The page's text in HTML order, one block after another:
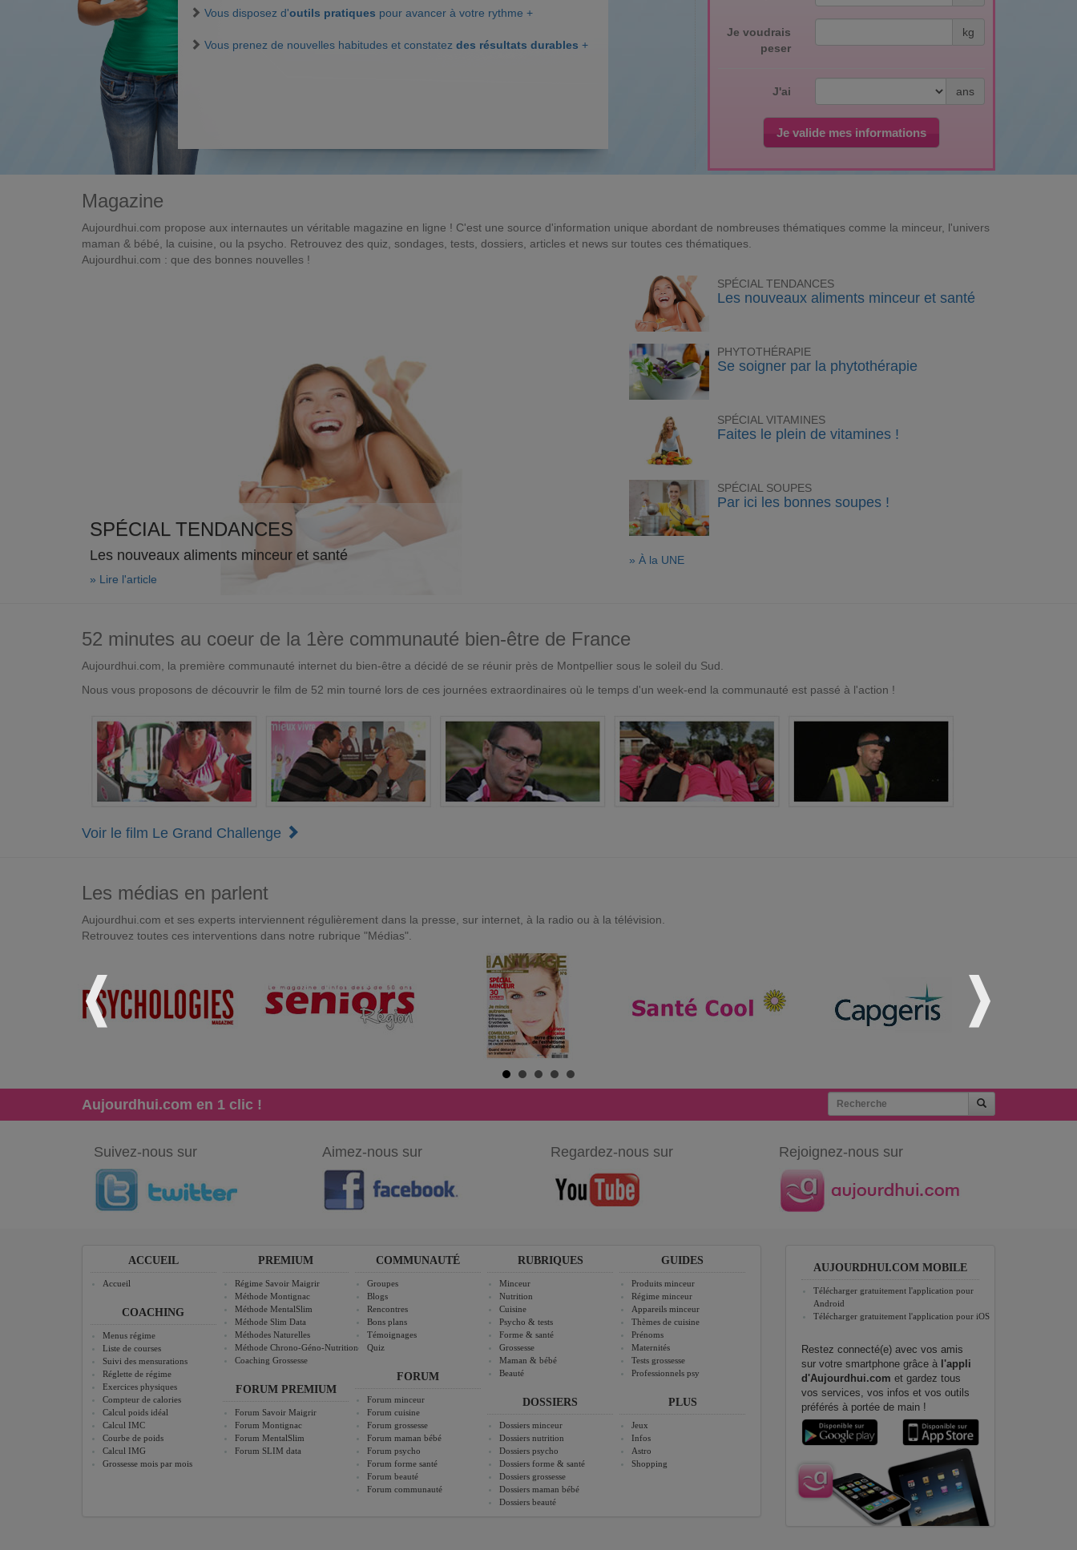
Je voudrais
peser
kg
J'ai ans
Je valide mes informations
Vous disposez d'outils pratiques pour avancer à votre rythme +
Vous prenez de nouvelles habitudes et constatez des résultats durables +
Magazine
Aujourdhui.com propose aux internautes un véritable magazine en ligne ! C'est une source d'information unique abordant de nombreuses thématiques comme la minceur, l'univers
maman & bébé, la cuisine, ou la psycho. Retrouvez des quiz, sondages, tests, dossiers, articles et news sur toutes ces thématiques.
Aujourdhui.com : que des bonnes nouvelles !
SPÉCIAL TENDANCES
Les nouveaux aliments minceur et santé
» Lire l'article
SPÉCIAL TENDANCES
Les nouveaux aliments minceur et santé
PHYTOTHÉRAPIE
Se soigner par la phytothérapie
SPÉCIAL VITAMINES
Faites le plein de vitamines !
SPÉCIAL SOUPES
Par ici les bonnes soupes !
» À la UNE
52 minutes au coeur de la 1ère communauté bien-être de France
Aujourdhui.com, la première communauté internet du bien-être a décidé de se réunir près de Montpellier sous le soleil du Sud.
Nous vous proposons de découvrir le film de 52 min tourné lors de ces journées extraordinaires où le temps d'un week-end la communauté est passé à l'action !
Voir le film Le Grand Challenge
Les médias en parlent
Aujourdhui.com et ses experts interviennent régulièrement dans la presse, sur internet, à la radio ou à la télévision.
Retrouvez toutes ces interventions dans notre rubrique "Médias".
Aujourdhui.com en 1 clic !
Suivez-nous sur Aimez-nous sur Regardez-nous sur Rejoignez-nous sur
ACCUEIL
Accueil
COACHING
Menus régime
Liste de courses
Suivi des mensurations
Réglette de régime
Exercices physiques
Compteur de calories
Calcul poids idéal
Calcul IMC
Courbe de poids
Calcul IMG
Grossesse mois par mois
PREMIUM
Régime Savoir Maigrir
Méthode Montignac
Méthode MentalSlim
Méthode Slim Data
Méthodes Naturelles
Méthode Chrono-Géno-Nutrition
Coaching Grossesse
FORUM PREMIUM
Forum Savoir Maigrir
Forum Montignac
Forum MentalSlim
Forum SLIM data
COMMUNAUTÉ
Groupes
Blogs
Rencontres
Bons plans
Témoignages
Quiz
FORUM
Forum minceur
Forum cuisine
Forum grossesse
Forum maman bébé
Forum psycho
Forum forme santé
Forum beauté
Forum communauté
RUBRIQUES
Minceur
Nutrition
Cuisine
Psycho & tests
Forme & santé
Grossesse
Maman & bébé
Beauté
DOSSIERS
Dossiers minceur
Dossiers nutrition
Dossiers psycho
Dossiers forme & santé
Dossiers grossesse
Dossiers maman bébé
Dossiers beauté
GUIDES
Produits minceur
Régime minceur
Appareils minceur
Thèmes de cuisine
Prénoms
Maternités
Tests grossesse
Professionnels psy
PLUS
Jeux
Infos
Astro
Shopping
AUJOURDHUI.COM MOBILE
Télécharger gratuitement l'application pour
Android
Télécharger gratuitement l'application pour iOS
Restez connecté(e) avec vos amis
sur votre smartphone grâce à l'appli
d'Aujourdhui.com et gardez tous
vos services, vos infos et vos outils
préférés à portée de main !